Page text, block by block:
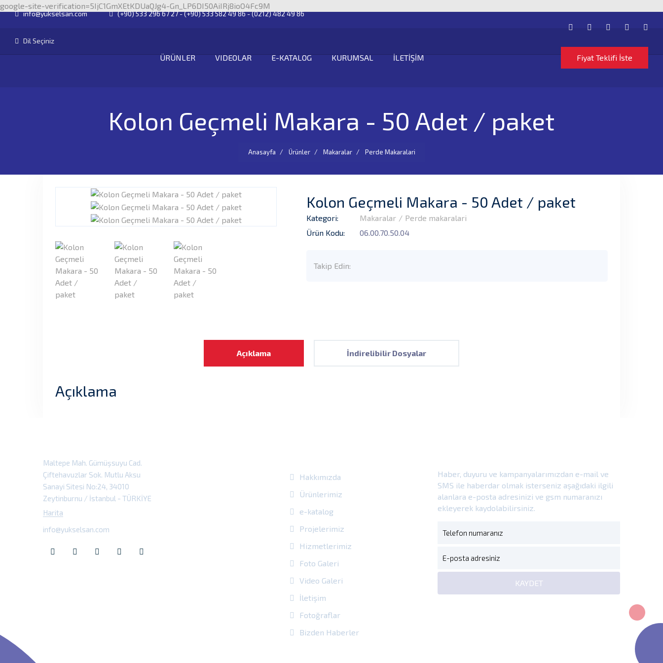
google-site-verification=5IjC1GmXEtKDUaQJg4-Gn_LP6DI50AiIRj8ioO4Fc9M
info@yukselsan.com (+90) 533 296 67 27 - (+90) 533 582 49 86 - (0212) 482 49 86
Dil Seçiniz
ÜRÜNLER VIDEOLAR E-KATALOG KURUMSAL İLETİŞİM Fiyat Teklifi İste
Kolon Geçmeli Makara - 50 Adet / paket
Anasayfa Ürünler Makaralar Perde Makaralari
Kolon Geçmeli Makara - 50 Adet / paket
Kategori:
Ürün Kodu:
Makaralar
Perde makaralari
06.00.70.50.04
Takip Edin:
Açıklama İndirelibilir Dosyalar
Açıklama
Maltepe Mah. Gümüşsuyu Cad.
Çiftehavuzlar Sok. Mutlu Aksu
Sanayi Sitesi No:24, 34010
Zeytinburnu / İstanbul - TÜRKİYE
Harita
info@yukselsan.com
Hakkımızda
Ürünlerimiz
e-katalog
Projelerimiz
Hizmetlerimiz
Foto Galeri
Video Galeri
İletişim
Fotoğraflar
Bizden Haberler
Haber, duyuru ve kampanyalarımızdan e-mail ve
SMS ile haberdar olmak isterseniz aşağıdaki ilgili
alanlara e-posta adresinizi ve gsm numaranızı
ekleyerek kaydolabilirsiniz.
KAYDET